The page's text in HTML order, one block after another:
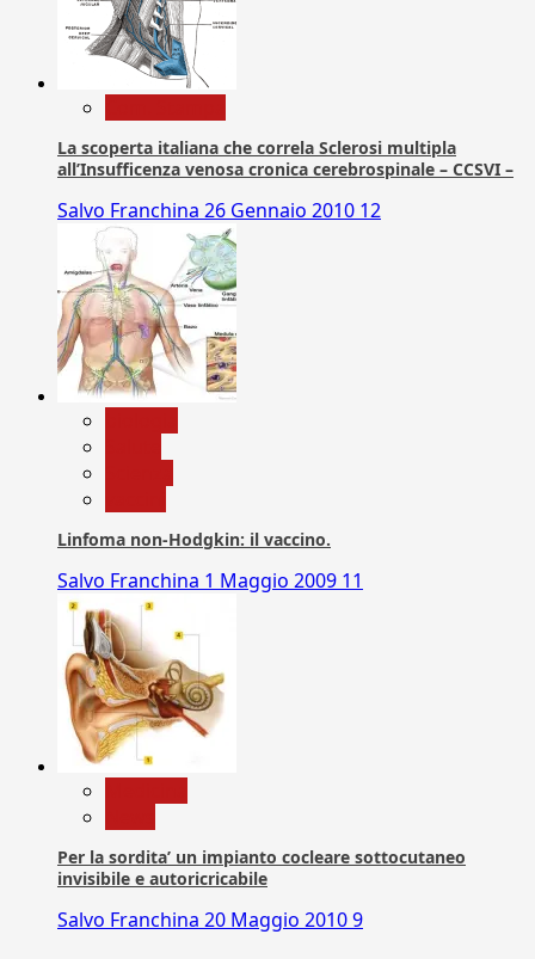
La scoperta italiana che correla Sclerosi multipla
all’Insufficenza venosa cronica cerebrospinale – CCSVI –
Salvo Franchina 26 Gennaio 2010 12
Linfoma non-Hodgkin: il vaccino.
Salvo Franchina 1 Maggio 2009 11
Per la sordita’ un impianto cocleare sottocutaneo
invisibile e autoricricabile
Salvo Franchina 20 Maggio 20109